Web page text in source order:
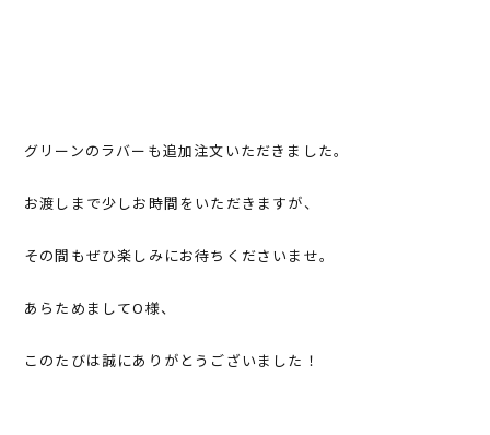
グリーンのラバーも追加注文いただきました。
お渡しまで少しお時間をいただきますが、
その間もぜひ楽しみにお待ちくださいませ。
あらためましてO様、
このたびは誠にありがとうございました！